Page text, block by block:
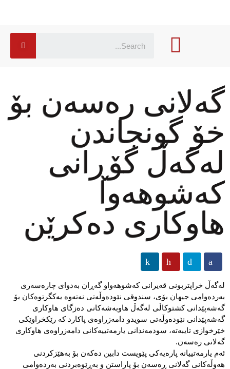
گەلانی رەسەن بۆ
خۆ گونجاندن
لەگەڵ گۆڕانی
كەشوهەوا
هاوكاری دەكرێن
لەگەڵ خراپتربونی قەیرانی كەشوهەواو گەڕان بەدوای چارەسەری
بەردەوامی جیهان بۆی، سندوقی نێودەوڵەتی نەتەوە یەكگرتوەكان بۆ
گەشەپێدانی كشتوكاڵی لەگەڵ هاوبەشەكانی دەزگای هاوكاری
گەشەپێدانی نێودەوڵەتی سویدو دامەزراوەی پاكارد كە رێكخراوێكی
خێرخوازی تایبەتە، سودمەندانی یارمەتییەكانی دامەزراوەی هاوكاری
گەلانی رەسەن.
ئەم یارمەتییانە پارەیەكی پێویست دابین دەكەن بۆ بەهێزكردنی
هەوڵەكانی گەلانی ڕەسەن بۆ پاراستن و بەڕێوەبردنی بەردەوامی